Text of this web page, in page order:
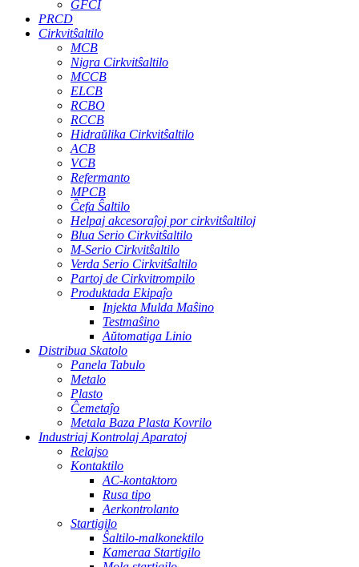
GFCI
PRCD
Cirkvitŝaltilo
MCB
Nigra Cirkvitŝaltilo
MCCB
ELCB
RCBO
RCCB
Hidraŭlika Cirkvitŝaltilo
ACB
VCB
Refermanto
MPCB
Ĉefa Ŝaltilo
Helpaj akcesoraĵoj por cirkvitŝaltiloj
Blua Serio Cirkvitŝaltilo
M-Serio Cirkvitŝaltilo
Verda Serio Cirkvitŝaltilo
Partoj de Cirkvitrompilo
Produktada Ekipaĵo
Injekta Mulda Maŝino
Testmaŝino
Aŭtomatiga Linio
Distribua Skatolo
Panela Tabulo
Metalo
Plasto
Ĉemetaĵo
Metala Baza Plasta Kovrilo
Industriaj Kontrolaj Aparatoj
Relajso
Kontaktilo
AC-kontaktoro
Rusa tipo
Aerkontrolanto
Startigilo
Ŝaltilo-malkonektilo
Kameraa Startigilo